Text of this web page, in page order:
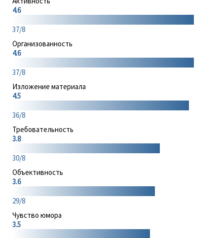
4.6
37/8
Организованность
4.6
37/8
Изложение материала
4.5
36/8
Требовательность
3.8
30/8
Объективность
3.6
29/8
Чувство юмора
3.5